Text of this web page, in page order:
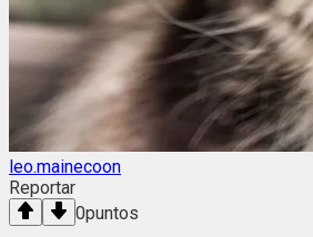
leo.mainecoon
Reportar
0puntos